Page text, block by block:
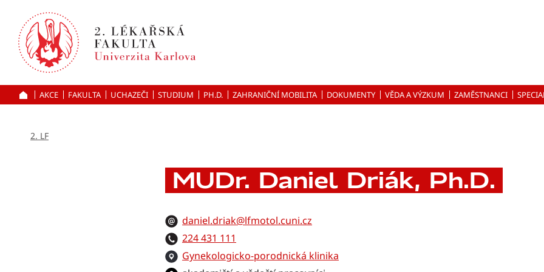
k hlavnímu
obsahu
ÚVOD
AKCE FAKULTA UCHAZEČI STUDIUM PH.D. ZAHRANIČNÍ MOBILITA DOKUMENTY VĚDA A VÝZKUM ZAMĚSTNANCI
2. LF
MUDr. Daniel Driák, Ph.D.
daniel.driak@lfmotol.cuni.cz
224 431 111
Gynekologicko-porodnická klinika